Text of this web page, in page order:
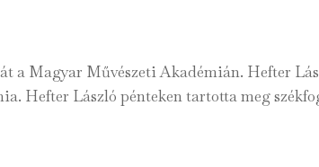
a Magyar Művészeti Akadémián. Hefter
Hefter László pénteken tartotta meg